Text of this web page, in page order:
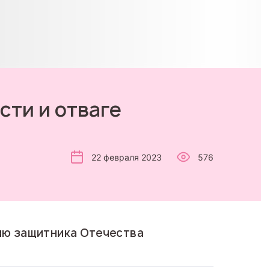
и отваге
22 февраля 2023 576
защитника Отечества